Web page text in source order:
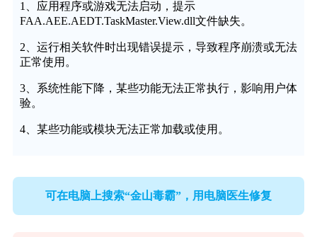
1、应用程序或游戏无法启动，提示
FAA.AEE.AEDT.TaskMaster.View.dll文件缺失。
2、运行相关软件时出现错误提示，导致程序崩溃或无法
正常使用。
3、系统性能下降，某些功能无法正常执行，影响用户体
验。
4、某些功能或模块无法正常加载或使用。
可在电脑上搜索“金山毒霸”，用电脑医生修复